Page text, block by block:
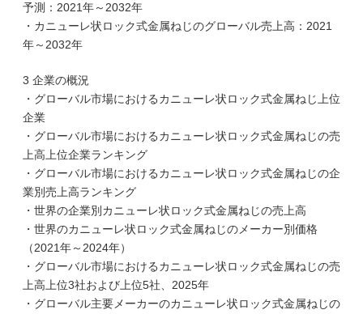
予測：2021年～2032年
・カニューレ状ロック式金属ねじのグローバル売上高：2021
年～2032年
3 企業の概況
・グローバル市場におけるカニューレ状ロック式金属ねじ上位
企業
・グローバル市場におけるカニューレ状ロック式金属ねじの売
上高上位企業ランキング
・グローバル市場におけるカニューレ状ロック式金属ねじの企
業別売上高ランキング
・世界の企業別カニューレ状ロック式金属ねじの売上高
・世界のカニューレ状ロック式金属ねじのメーカー別価格
（2021年～2024年）
・グローバル市場におけるカニューレ状ロック式金属ねじの売
上高上位3社および上位5社、2025年
・グローバル主要メーカーのカニューレ状ロック式金属ねじの